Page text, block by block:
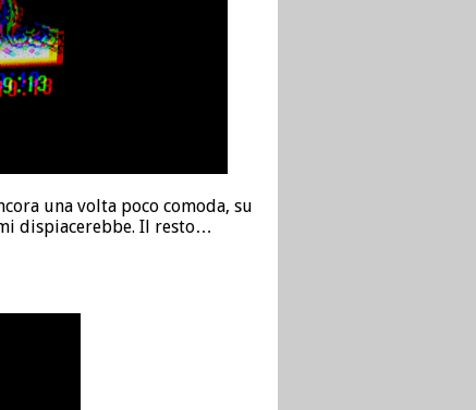
una volta poco comoda, su
dispiacerebbe. Il resto…